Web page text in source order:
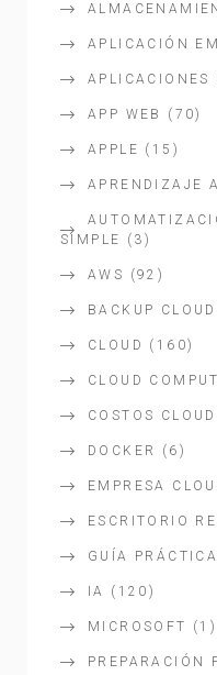
APLICACIÓN
APLICACIONES
APP WEB (70)
APPLE (15)
APRENDIZAJE
SIMPLE
(3)
AWS (92)
BACKUP CLOUD
CLOUD (160)
CLOUD
COSTOS CLOUD
DOCKER (6)
EMPRESA
ESCRITORIO
GUÍA
IA (120)
MICROSOFT (1)
PREPARACIÓN